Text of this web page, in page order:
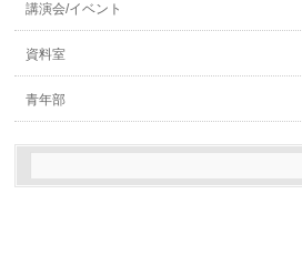
講演会/イベント
資料室
青年部